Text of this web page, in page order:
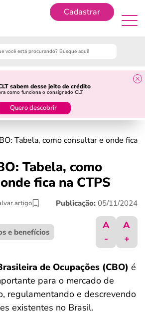
Cadastrar
sabem desse jeito de crédito
como funciona o consignado CLT
Quero descobrir
Tabela, como consultar e onde fica
Tabela, como
fica na CTPS
artigo Publicação: 05/11/2024
e benefícios
A
-
A
+
de Ocupações (CBO) é
para o mercado de
regulamentando e descrevendo
existentes no Brasil.